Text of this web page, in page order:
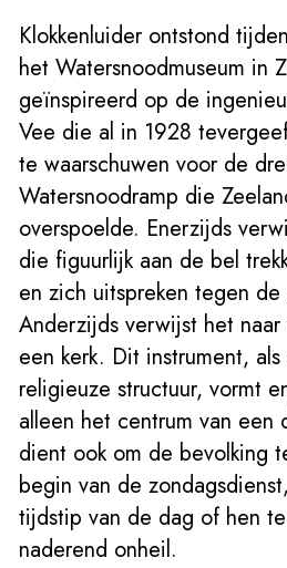
Klokkenluider ontstond
het Watersnoodmuseum in
geïnspireerd op de
Vee die al in 1928
te waarschuwen voor de
Watersnoodramp die
overspoelde. Enerzijds
die figuurlijk aan de bel
en zich uitspreken tegen
Anderzijds verwijst het naar
een kerk. Dit instrument,
religieuze structuur, vormt
alleen het centrum van een
dient ook om de bevolking
begin van de
tijdstip van de dag of hen
naderend onheil.